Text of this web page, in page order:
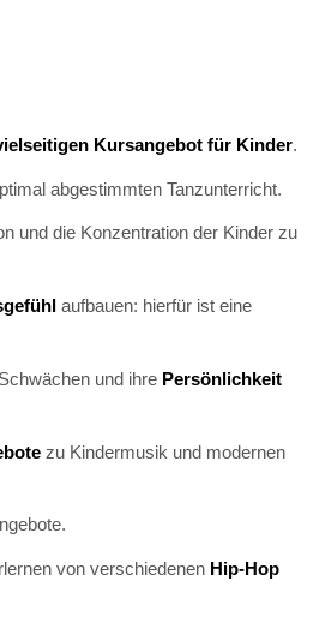
Kursangebot für Kinder.
abgestimmten Tanzunterricht.
und die Konzentration der Kinder zu
aufbauen: hierfür ist eine
und ihre Persönlichkeit
zu Kindermusik und modernen
von verschiedenen Hip-Hop